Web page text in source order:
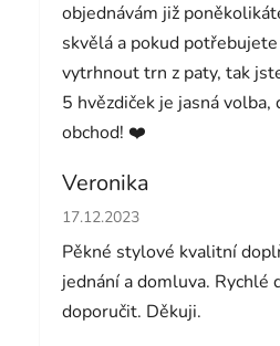
objednávám již
skvělá a pokud
vytrhnout trn z paty, tak
5 hvězdiček je jasná volba,
obchod! ❤️
Veronika
Hodnocení obchodu je 5 z 5
17.12.2023
Pěkné stylové kvalitní
jednání a domluva. Rychlé
doporučit. Děkuji.